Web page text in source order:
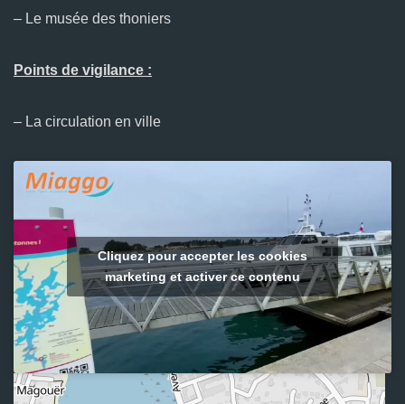
– Le musée des thoniers
Points de vigilance :
– La circulation en ville
Cliquez pour accepter les cookies
marketing et activer ce contenu